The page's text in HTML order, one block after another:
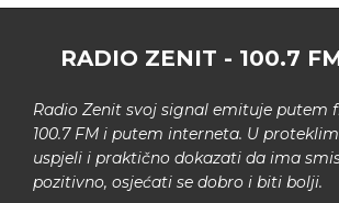
RADIO ZENIT - 100.7
Radio Zenit svoj signal emituje putem
100.7 FM i putem interneta. U
uspjeli i praktično dokazati da ima
pozitivno, osjećati se dobro i biti bolji.